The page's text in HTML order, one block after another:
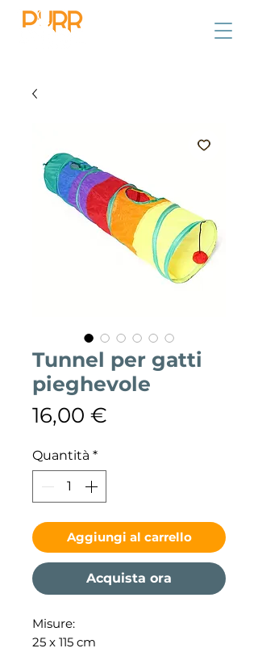
Tunnel per gatti
pieghevole
16,00 €
Quantità *
Aggiungi al carrello
Acquista ora
Misure:
25 x 115 cm